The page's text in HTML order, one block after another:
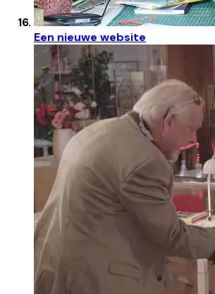
Een nieuwe website